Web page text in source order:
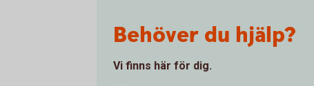
Behöver du hjälp?
Vi finns här för dig.